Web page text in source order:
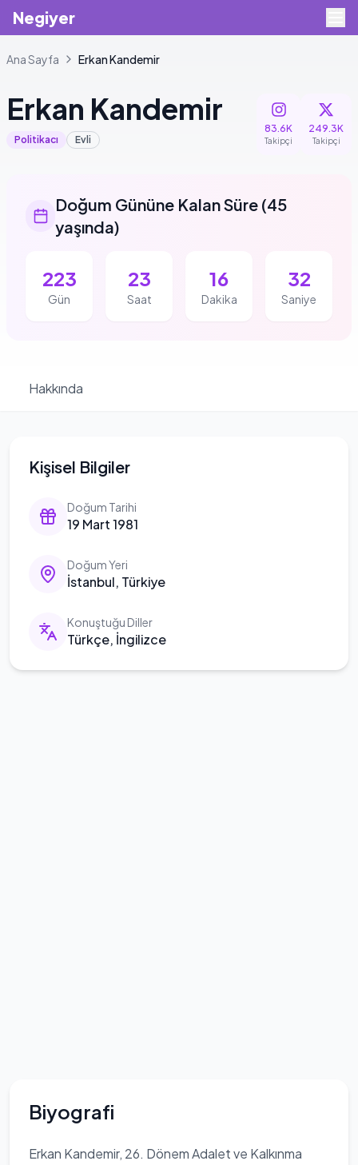
Negiyer
Ana Sayfa ErkanKandemir
Erkan Kandemir
Politikacı Evli
83.6K
Takipçi
249.3K
Takipçi
Doğum Gününe Kalan Süre (45
yaşında)
223
Gün
23
Saat
16
Dakika
32
Saniye
Hakkında
Kişisel Bilgiler
Doğum Tarihi
19 Mart 1981
Doğum Yeri
İstanbul, Türkiye
Konuştuğu Diller
Türkçe, İngilizce
Biyografi
Erkan Kandemir, 26. Dönem Adalet ve Kalkınma